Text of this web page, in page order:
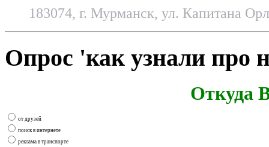
183074, г. Мурманск, ул. Капитана
Опрос 'как узнали про
Откуда
от друзей
поиск в интернете
реклама в транспорте